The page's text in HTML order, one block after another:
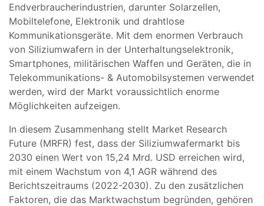
Endverbraucherindustrien, darunter Solarzellen,
Mobiltelefone, Elektronik und drahtlose
Kommunikationsgeräte. Mit dem enormen Verbrauch
von Siliziumwafern in der Unterhaltungselektronik,
Smartphones, militärischen Waffen und Geräten, die in
Telekommunikations- & Automobilsystemen verwendet
werden, wird der Markt voraussichtlich enorme
Möglichkeiten aufzeigen.
In diesem Zusammenhang stellt Market Research
Future (MRFR) fest, dass der Siliziumwafermarkt bis
2030 einen Wert von 15,24 Mrd. USD erreichen wird,
mit einem Wachstum von 4,1 AGR während des
Berichtszeitraums (2022-2030). Zu den zusätzlichen
Faktoren, die das Marktwachstum begründen, gehören